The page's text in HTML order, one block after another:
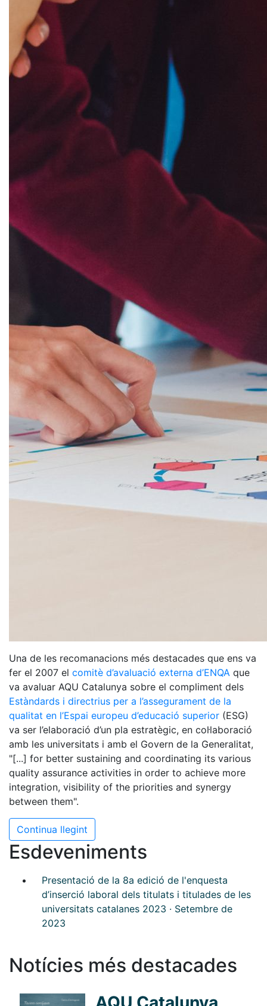
Una de les recomanacions més destacades que ens va
fer el 2007 el comitè d’avaluació externa d’ENQA que
va avaluar AQU Catalunya sobre el compliment dels
Estàndards i directrius per a l’assegurament de la
qualitat en l’Espai europeu d’educació superior (ESG)
va ser l’elaboració d’un pla estratègic, en col·laboració
amb les universitats i amb el Govern de la Generalitat,
"[...] for better sustaining and coordinating its various
quality assurance activities in order to achieve more
integration, visibility of the priorities and synergy
between them".
Continua llegint
Esdeveniments
Presentació de la 8a edició de l'enquesta
d’inserció laboral dels titulats i titulades de les
universitats catalanes 2023 · Setembre de
2023
Notícies més destacades